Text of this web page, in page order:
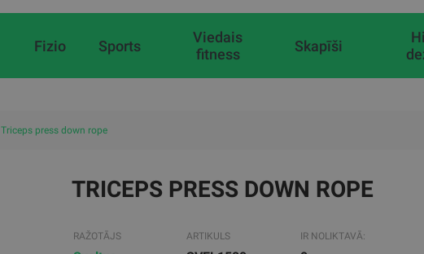
Fizio Sports
Viedais
fitness
Skapīši
Triceps press down rope
TRICEPS PRESS DOWN ROPE
RAŽOTĀJS ARTIKULS IR NOLIKTAVĀ: